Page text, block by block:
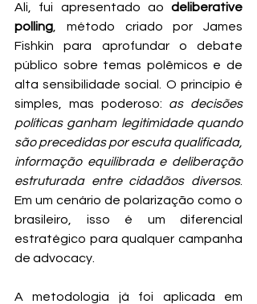
Ali, fui apresentado ao deliberative
polling , método criado por James
Fishkin para aprofundar o debate
público sobre temas polêmicos e de
alta sensibilidade social. O princípio é
simples, mas poderoso: as decisões
políticas ganham legitimidade quando
são precedidas por escuta qualificada,
informação equilibrada e deliberação
estruturada entre cidadãos diversos.
Em um cenário de polarização como o
brasileiro, isso é um diferencial
estratégico para qualquer campanha
de advocacy.
A metodologia já foi aplicada em